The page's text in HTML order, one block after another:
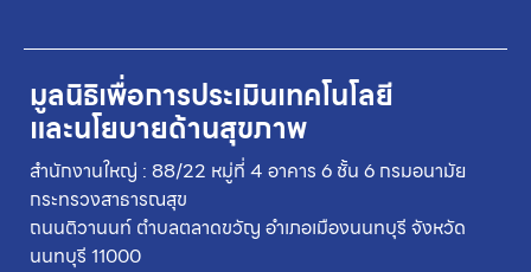
มูลนิธิเพื่อการประเมินเทคโนโลยี
และนโยบายด้านสุขภาพ
สำนักงานใหญ่ : 88/22 หมู่ที่ 4 อาคาร 6 ชั้น 6 กรมอนามัย
กระทรวงสาธารณสุข
ถนนติวานนท์ ตำบลตลาดขวัญ อำเภอเมืองนนทบุรี จังหวัด
นนทบุรี 11000